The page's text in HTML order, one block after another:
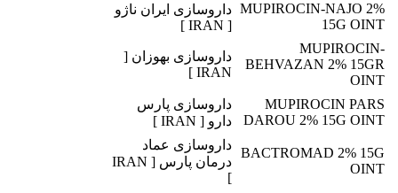
MUPIROCIN-NAJO 2%
15G OINT
داروسازی ایران ناژو
[ IRAN ]
MUPIROCIN-
BEHVAZAN 2% 15GR
OINT
داروسازی بهوزان [
IRAN ]
MUPIROCIN PARS
DAROU 2% 15G OINT
داروسازی پارس
دارو [ IRAN ]
BACTROMAD 2% 15G
OINT
داروسازی عماد
درمان پارس [ IRAN
]